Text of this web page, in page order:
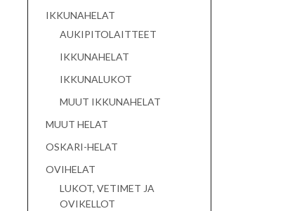
IKKUNAHELAT
AUKIPITOLAITTEET
IKKUNAHELAT
IKKUNALUKOT
MUUT IKKUNAHELAT
MUUT HELAT
OSKARI-HELAT
OVIHELAT
LUKOT, VETIMET JA
OVIKELLOT